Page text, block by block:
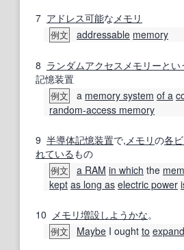
7 アドレス可能な メモリ
例文 addressable memory
8 ランダムアクセスメモリーとい
記憶装置
例文 a memory system of a
random-access memory
9 半導体記憶装置で, メモリの各
れている もの
例文 a RAM in which the
kept as long as electric power
10 メモリ増設 しようかな。
例文 Maybe I ought to expand